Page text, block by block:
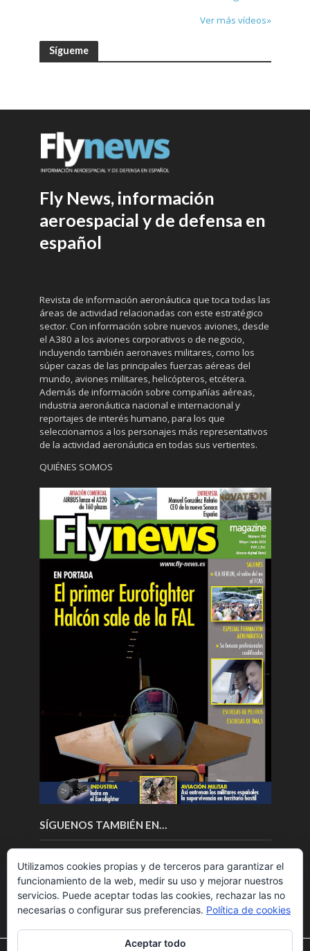
Ver más vídeos»
Sígueme
Fly News, información
aeroespacial y de defensa en
español
Revista de información aeronáutica que toca todas las
áreas de actividad relacionadas con este estratégico
sector. Con información sobre nuevos aviones, desde
el A380 a los aviones corporativos o de negocio,
incluyendo también aeronaves militares, como los
súper cazas de las principales fuerzas aéreas del
mundo, aviones militares, helicópteros, etcétera.
Además de información sobre compañías aéreas,
industria aeronáutica nacional e internacional y
reportajes de interés humano, para los que
seleccionamos a los personajes más representativos
de la actividad aeronáutica en todas sus vertientes.
QUIÉNES SOMOS
SÍGUENOS TAMBIÉN EN…
Utilizamos cookies propias y de terceros para garantizar el
funcionamiento de la web, medir su uso y mejorar nuestros
servicios. Puede aceptar todas las cookies, rechazar las no
necesarias o configurar sus preferencias. Política de cookies
Aceptar todo